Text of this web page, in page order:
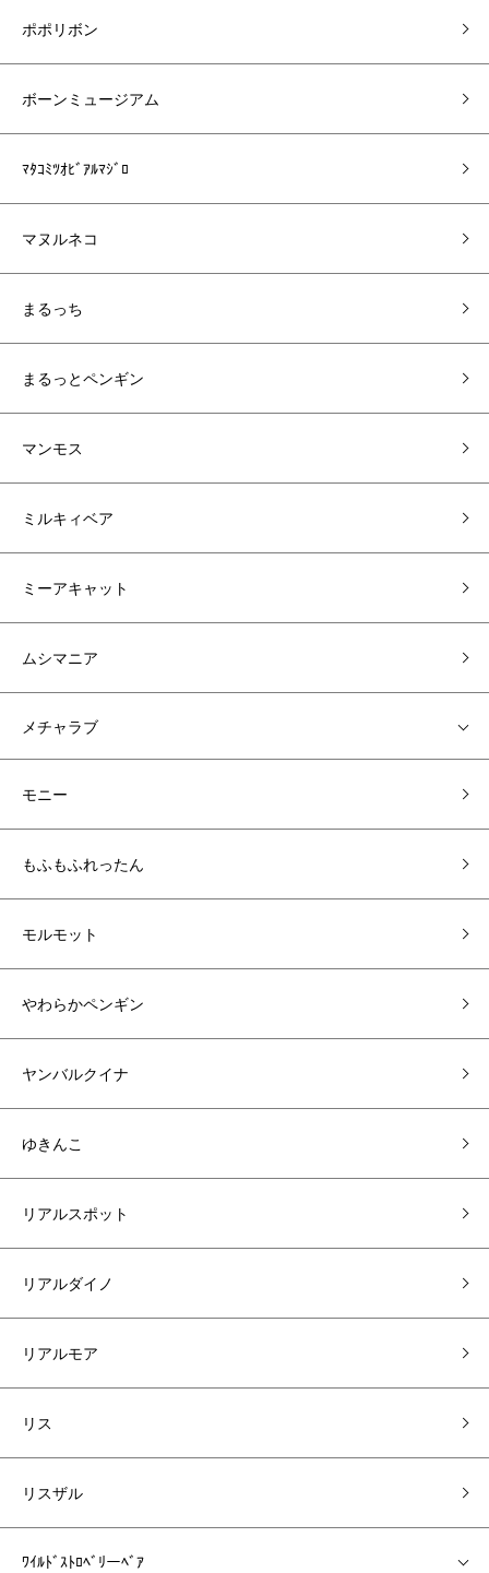
ポポリボン
ボーンミュージアム
ﾏﾀｺﾐﾂｵﾋﾞｱﾙﾏｼﾞﾛ
マヌルネコ
まるっち
まるっとペンギン
マンモス
ミルキィベア
ミーアキャット
ムシマニア
メチャラブ
モニー
もふもふれったん
モルモット
やわらかペンギン
ヤンバルクイナ
ゆきんこ
リアルスポット
リアルダイノ
リアルモア
リス
リスザル
ﾜｲﾙﾄﾞｽﾄﾛﾍﾞﾘーﾍﾞｱ